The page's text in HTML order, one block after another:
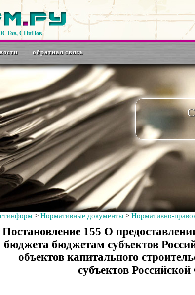
СНиПов
обратная связь
> Нормативные документы > Нормативно-
Постановление 155 О
бюджета бюджетам субъектов
объектов капитального
субъектов